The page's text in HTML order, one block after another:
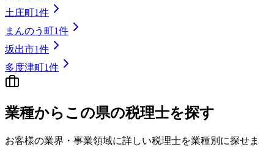
土庄町1件
まんのう町1件
坂出市1件
多度津町1件
業種からこの県の税理士を探す
お客様の業界・事業領域に詳しい税理士を業種別に探せま